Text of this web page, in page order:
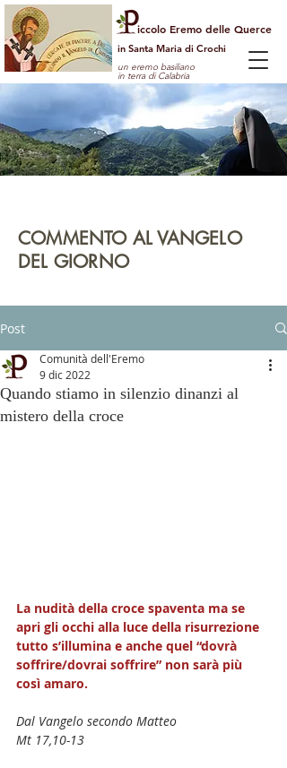
iccolo Eremo delle Querce
in Santa Maria di Crochi
un eremo basiliano
in terra di Calabria
COMMENTO AL VANGELO
DEL GIORNO
Post
Quando stiamo in silenzio dinanzi al
mistero della croce
Comunità dell'Eremo
9 dic 2022
La nudità della croce spaventa ma se
apri gli occhi alla luce della risurrezione
tutto s’illumina e anche quel “dovrà
soffrire/dovrai soffrire” non sarà più
così amaro.
Dal Vangelo secondo Matteo
Mt 17,10-13